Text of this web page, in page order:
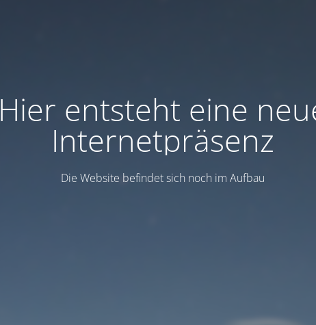
Hier entsteht eine
Internetpräsenz
Die Website befindet sich noch im Aufbau